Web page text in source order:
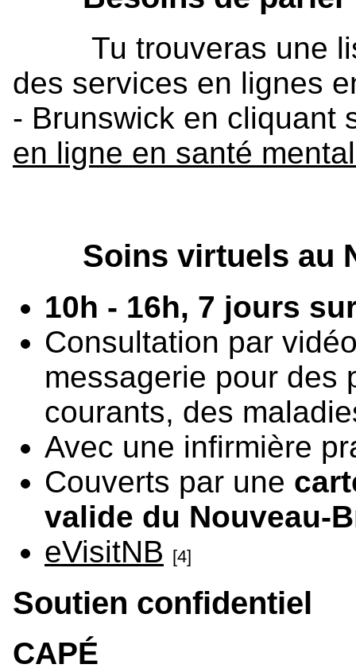
Tu trouveras une
des services en lignes
- Brunswick en cliquant
en ligne en santé
Soins virtuels au
10h - 16h, 7 jours
Consultation par
messagerie pour des
courants, des
Avec une infirmière
Couverts par une
valide du Nouveau-
eVisitNB [4]
Soutien confidentiel
CAPÉ